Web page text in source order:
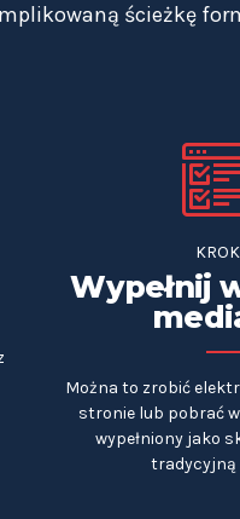
ścieżkę
Wypełnij
Można to zrobić
stronie lub pobrać
wypełniony jako
tradycyjną